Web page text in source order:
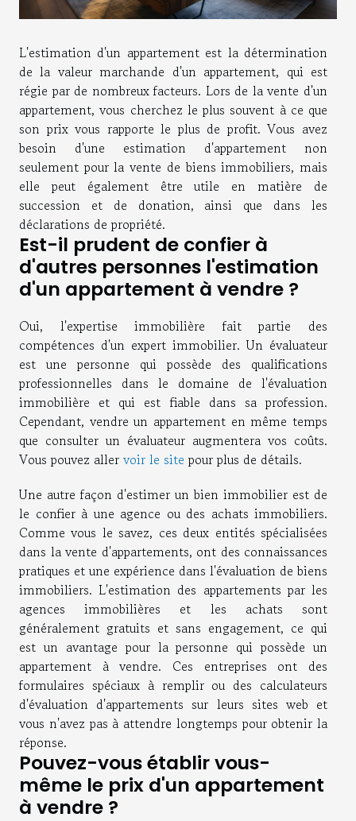
L'estimation d'un appartement est la détermination
de la valeur marchande d'un appartement, qui est
régie par de nombreux facteurs. Lors de la vente d'un
appartement, vous cherchez le plus souvent à ce que
son prix vous rapporte le plus de profit. Vous avez
besoin d'une estimation d'appartement non
seulement pour la vente de biens immobiliers, mais
elle peut également être utile en matière de
succession et de donation, ainsi que dans les
déclarations de propriété.
Est-il prudent de confier à
d'autres personnes l'estimation
d'un appartement à vendre ?
Oui, l'expertise immobilière fait partie des
compétences d'un expert immobilier. Un évaluateur
est une personne qui possède des qualifications
professionnelles dans le domaine de l'évaluation
immobilière et qui est fiable dans sa profession.
Cependant, vendre un appartement en même temps
que consulter un évaluateur augmentera vos coûts.
Vous pouvez aller voir le site pour plus de détails.
Une autre façon d'estimer un bien immobilier est de
le confier à une agence ou des achats immobiliers.
Comme vous le savez, ces deux entités spécialisées
dans la vente d'appartements, ont des connaissances
pratiques et une expérience dans l'évaluation de biens
immobiliers. L'estimation des appartements par les
agences immobilières et les achats sont
généralement gratuits et sans engagement, ce qui
est un avantage pour la personne qui possède un
appartement à vendre. Ces entreprises ont des
formulaires spéciaux à remplir ou des calculateurs
d'évaluation d'appartements sur leurs sites web et
vous n'avez pas à attendre longtemps pour obtenir la
réponse.
Pouvez-vous établir vous-
même le prix d'un appartement
à vendre ?